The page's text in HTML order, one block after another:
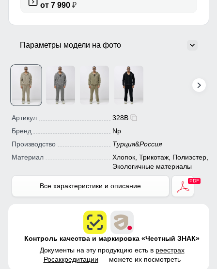
от 7 990₽
Параметры модели на фото
Артикул
328B
Бренд
Np
Производство
Турция&Россия
Материал
Хлопок, Трикотаж, Полиэстер,
Экологичные материалы
Все характеристики и описание
Контроль качества и маркировка «Честный ЗНАК»
Документы на эту продукцию есть в реестрах
Росаккредитации — можете их посмотреть